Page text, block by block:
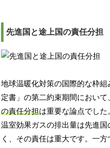
先進国と途上国の責任分担
地球温暖化対策の国際的な枠
定書」の第二約束期間において
の責任分担は重要な論点でした
温室効果ガスの排出量は先進国
く、その責任は重大です。一